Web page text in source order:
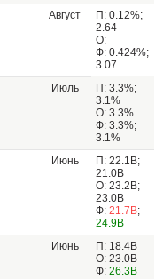
Август
П: 0.12%;
2.64
О:
Ф: 0.424%;
3.07
Июль
П: 3.3%;
3.1%
О: 3.3%
Ф: 3.3%;
3.1%
Июнь
П: 22.1B;
21.0В
О: 23.2B;
23.0B
Ф: 21.7B;
24.9B
Июнь
П: 18.4В
О: 23.0B
Ф: 26.3B